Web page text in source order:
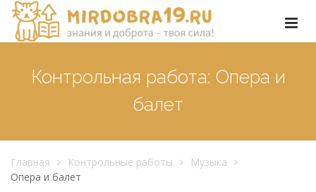
Контрольная работа: Опера и
балет
Главная Контрольные работы
Музыка
Опера и балет